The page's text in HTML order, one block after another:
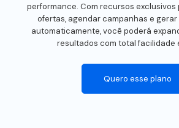
performance. Com recursos exclusivos
ofertas, agendar campanhas e gerar
automaticamente, você poderá
resultados com total facilidade
Quero esse plano